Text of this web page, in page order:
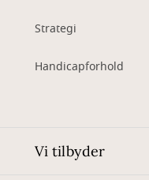
Strategi
Handicapforhold
Vi tilbyder